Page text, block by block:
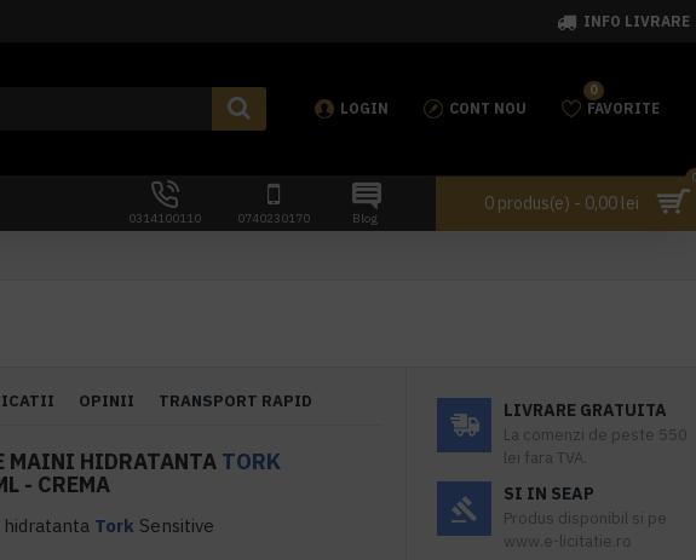
INFO LIVRARE
LOGIN CONT NOU FAVORITE
0
0314100110 0740230170 Blog
0 produs(e) - 0,00 lei
OPINII TRANSPORT RAPID
MAINI HIDRATANTA TORK
- CREMA
hidratanta Tork Sensitive
LIVRARE GRATUITA
La comenzi de peste 550
lei fara TVA.
SI IN SEAP
Produs disponibil si pe
www.e-licitatie.ro